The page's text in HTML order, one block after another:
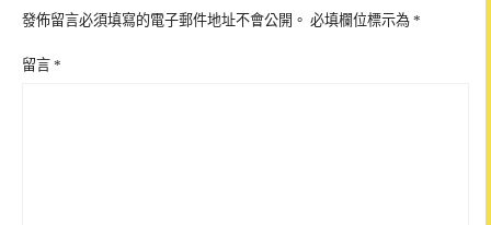
發佈留言必須填寫的電子郵件地址不會公開。 必填欄位標示為 *
留言 *